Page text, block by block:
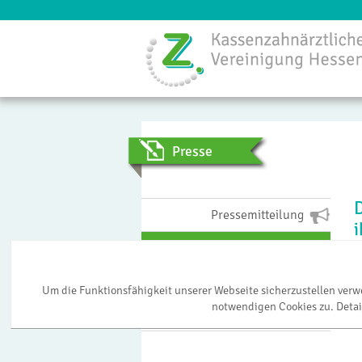
Um die Funktionsfähigkeit unserer Webseite sicherzustellen
notwendigen Cookies zu.
Presse
Pressemitteilung
Bildarchiv
Presseverteiler